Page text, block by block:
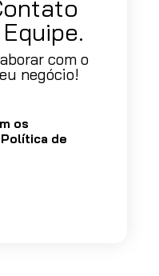
com o
negócio!
os
Política de